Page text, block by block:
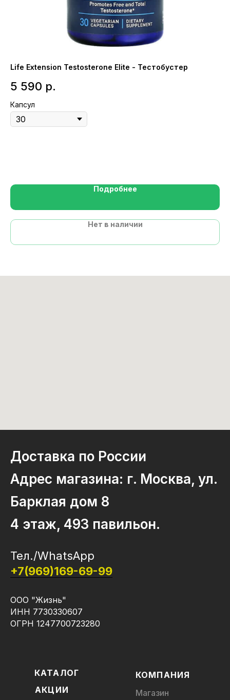
Life Extension Testosterone Elite - Тестобустер
5 590 р.
Капсул
Подробнее
Нет в наличии
Доставка по России
Адрес магазина: г. Москва, ул.
Барклая дом 8
4 этаж, 493 павильон.
Тел./WhatsApp
+7(969)169-69-99
ООО "Жизнь"
ИНН 7730330607
ОГРН 1247700723280
КАТАЛОГ
АКЦИИ Магазин
КОМПАНИЯ